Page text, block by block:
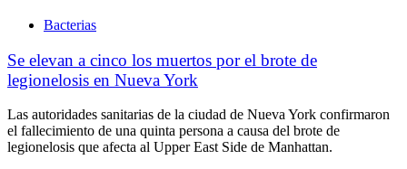
Bacterias
Se elevan a cinco los muertos por el brote de
legionelosis en Nueva York
Las autoridades sanitarias de la ciudad de Nueva York confirmaron
el fallecimiento de una quinta persona a causa del brote de
legionelosis que afecta al Upper East Side de Manhattan.